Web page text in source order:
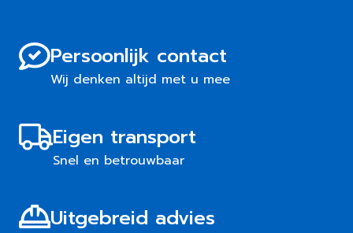
Persoonlijk contact
Wij denken altijd met u mee
Eigen transport
Snel en betrouwbaar
Uitgebreid advies